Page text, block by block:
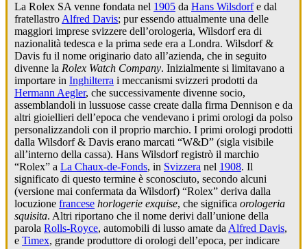
La Rolex SA venne fondata nel 1905 da Hans Wilsdorfe dal
fratellastro Alfred Davis; pur essendo attualmente una delle
maggiori imprese svizzere dell’orologeria, Wilsdorf era di
nazionalità tedesca e la prima sede era a Londra. Wilsdorf &
Davis fu il nome originario dato all’azienda, che in seguito
divenne la Rolex Watch Company. Inizialmente si limitavano a
importare in Inghilterra i meccanismi svizzeri prodotti da
Hermann Aegler, che successivamente divenne socio,
assemblandoli in lussuose casse create dalla firma Dennison e da
altri gioiellieri dell’epoca che vendevano i primi orologi da polso
personalizzandoli con il proprio marchio. I primi orologi prodotti
dalla Wilsdorf & Davis erano marcati “W&D” (sigla visibile
all’interno della cassa). Hans Wilsdorf registrò il marchio
“Rolex” a La Chaux-de-Fonds, in Svizzera nel 1908. Il
significato di questo termine è sconosciuto, secondo alcuni
(versione mai confermata da Wilsdorf) “Rolex” deriva dalla
locuzione francese horlogerie exquise, che significa orologeria
squisita. Altri riportano che il nome derivi dall’unione della
parola Rolls-Royce, automobili di lusso amate da Alfred Davis,
e Timex, grande produttore di orologi dell’epoca, per indicare